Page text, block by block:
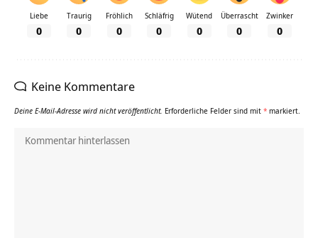
Liebe
0
Traurig
0
Fröhlich
0
Schläfrig
0
Wütend
0
Überrascht
0
Zwinker
0
Keine Kommentare
Deine E-Mail-Adresse wird nicht veröffentlicht. Erforderliche Felder sind mit * markiert.